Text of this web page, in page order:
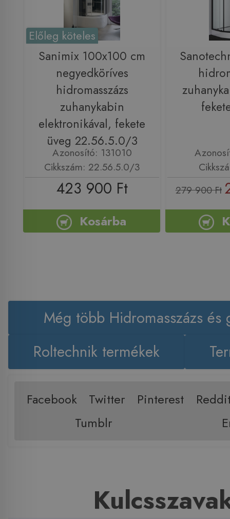
Előleg köteles
Sanimix 100x100 cm
negyedköríves
hidromasszázs
zuhanykabin
elektronikával, fekete
üveg 22.56.5.0/3
Azonosító: 131010
Cikkszám: 22.56.5.0/3
423 900 Ft
Kosárba
279 900 Ft
Még több Hidromasszázs és
Roltechnik termékek
Facebook Twitter Pinterest
Tumblr